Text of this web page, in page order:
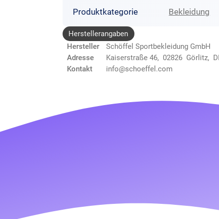
Produktkategorie Bekleidung
Herstellerangaben
Hersteller
Schöffel Sportbekleidung GmbH
Adresse
Kaiserstraße 46, 02826 Görlitz,
Kontakt
info@schoeffel.com